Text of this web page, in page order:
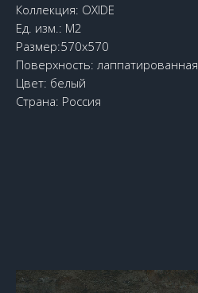
Коллекция: OXIDE
Ед. изм.: М2
Размер:570x570
Поверхность: лаппатированная
Цвет: белый
Страна: Россия